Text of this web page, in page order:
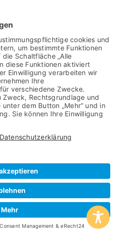
bevor das visuelle
einziges Conversion-Ziel
prüfen: Welche Events
testen und
Feld-Daten-Bericht
Lab-Daten)
oder CTA innerhalb